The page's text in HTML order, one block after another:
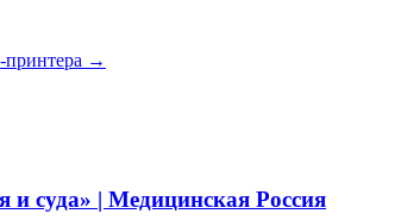
→
суда» | Медицинская Россия